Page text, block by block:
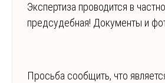
Экспертиза проводится в
предсудебная! Документы и
Просьба сообщить, что